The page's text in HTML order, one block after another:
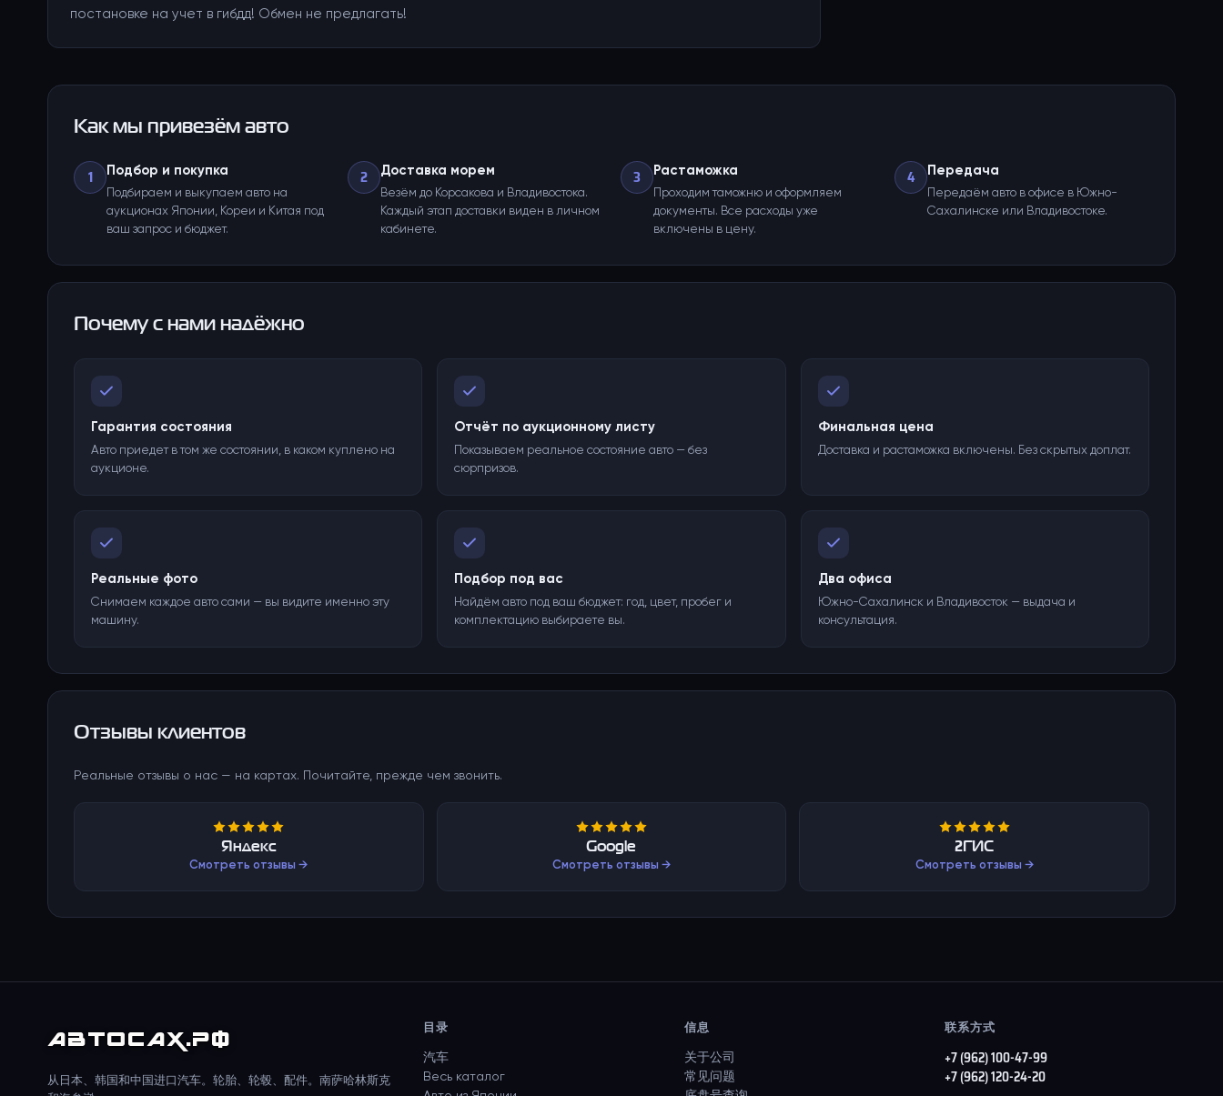
постановке на учет в гибдд! Обмен не предлагать!
Как мы привезём авто
1 Подбор и покупка
Подбираем и выкупаем авто на
аукционах Японии, Кореи и Китая под
ваш запрос и бюджет.
2 Доставка морем
Везём до Корсакова и Владивостока.
Каждый этап доставки виден в личном
кабинете.
3 Растаможка
Проходим таможню и оформляем
документы. Все расходы уже
включены в цену.
4 Передача
Передаём авто в офисе в Южно-
Сахалинске или Владивостоке.
Почему с нами надёжно
Гарантия состояния
Авто приедет в том же состоянии, в каком куплено на
аукционе.
Отчёт по аукционному листу
Показываем реальное состояние авто — без
сюрпризов.
Финальная цена
Доставка и растаможка включены. Без скрытых доплат.
Реальные фото
Снимаем каждое авто сами — вы видите именно эту
машину.
Подбор под вас
Найдём авто под ваш бюджет: год, цвет, пробег и
комплектацию выбираете вы.
Два офиса
Южно-Сахалинск и Владивосток — выдача и
консультация.
Отзывы клиентов
Реальные отзывы о нас — на картах. Почитайте, прежде чем звонить.
Яндекс
Смотреть отзывы →
Google
Смотреть отзывы →
2ГИС
Смотреть отзывы →
АВТОСАХ.РФ
从日本、韩国和中国进口汽车。轮胎、轮毂、配件。南萨哈林斯克
目录
汽车
Весь каталог
信息
关于公司
常见问题
联系方式
+7 (962) 100-47-99
+7 (962) 120-24-20